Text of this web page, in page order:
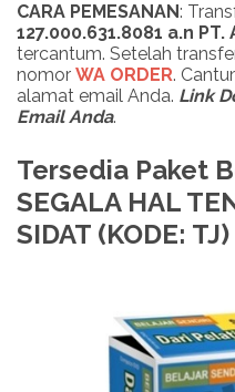
CARA PEMESANAN:
127.000.631.8081 a.n
tercantum. Setelah
nomor WA ORDER.
alamat email Anda. Link
Email Anda.
Tersedia Paket
SEGALA HAL
SIDAT (KODE: TJ)